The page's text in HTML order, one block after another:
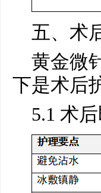
五、术
黄金微
下是术后
5.1 术